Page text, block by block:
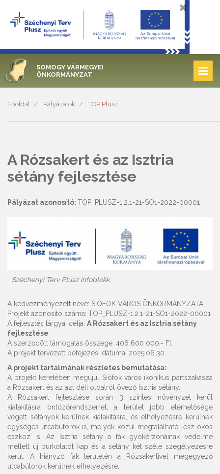
SOMOGY VÁRMEGYEI
ÖNKORMÁNYZAT
Főoldal Pályázatok TOP Plusz
A Rózsakert és az Isztria
sétány fejlesztése
Pályázat azonosító: TOP_PLUSZ-1.2.1-21-SO1-2022-00001
Széchenyi Terv Plusz infoblokk
A kedvezményezett neve: SIÓFOK VÁROS ÖNKORMÁNYZATA
Projekt azonosító száma: TOP_PLUSZ-1.2.1-21-SO1-2022-00001
A fejlesztés tárgya, célja: A Rózsakert és az Isztria sétány
fejlesztése
A szerződött támogatás összege: 406 600 000,- Ft
A projekt tervezett befejezési dátuma: 2025.06.30.
A projekt tartalmának részletes bemutatása:
A projekt keretében megújul Siófok város ikonikus partszakasza
a Rózsakert és az azt déli oldalról övező Isztria sétány.
A Rózsakert fejlesztése során 3 szintes növényzet kerül
kialakításra öntözőrendszerrel, a terület jobb elérhetősége
végett sétányok kerülnek kialakításra, és elhelyezésre kerülnek
egységes utcabútorok is, melyek közül megtalálható lesz okos
eszköz is. Az Isztria sétány a fák gyökérzónáinak védelme
mellett új burkolatot kap és a sétány két széle szegélyezésre
kerül. A hiányzó fák területén a Rózsakertivel megegyező
utcabútorok kerülnek elhelyezésre.